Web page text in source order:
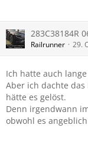
283C38184R
Railrunner 29.
Ich hatte auch
Aber ich dachte
hätte es gelöst.
Denn irgendwann
obwohl es